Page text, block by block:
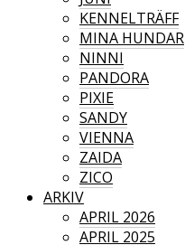
KENNELTRÄFF
MINA HUNDAR
NINNI
PANDORA
PIXIE
SANDY
VIENNA
ZAIDA
ZICO
ARKIV
APRIL 2026
APRIL 2025